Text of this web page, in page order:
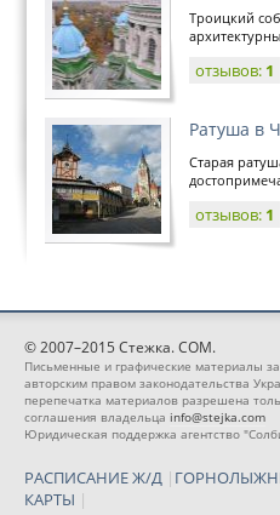
Троицкий
отзывов: 1
Ратуша в
Старая
отзывов: 1
© 2007–2015 Стежка. COM.
Письменные и графические материалы
авторским правом законодательства
перепечатка материалов разрешена
соглашения владельца info@stejka.com
Юридическая поддержка агентство
РАСПИСАНИЕ Ж/Д |
КАРТЫ |